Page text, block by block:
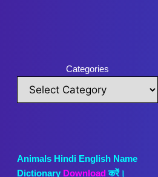
Categories
Animals Hindi English Name
Dictionary Download करें।